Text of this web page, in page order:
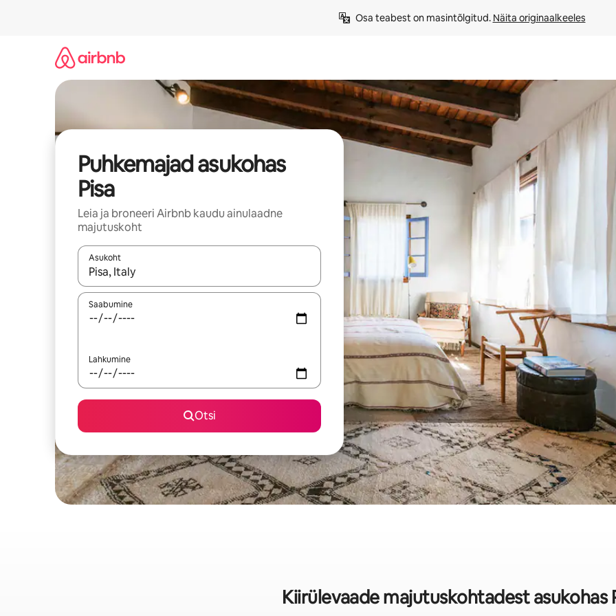
Osa teabest on masintõlgitud. Näita originaalkeeles
Puhkemajad asukohas
Pisa
Leia ja broneeri Airbnb kaudu ainulaadne
majutuskoht
Asukoht
Kui tulemused on kuvatud, liigu ekraanil nooleklahvidega või puuduta või tõmba mööda ekraani.
Saabumine
Lahkumine
Otsi
Kiirülevaade majutuskohtadest asukohas